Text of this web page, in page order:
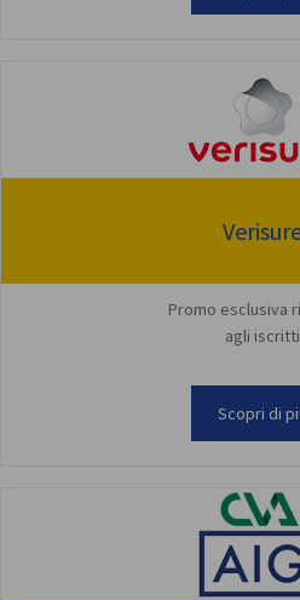
Promo esclusiva
agli iscritti
Scopri di